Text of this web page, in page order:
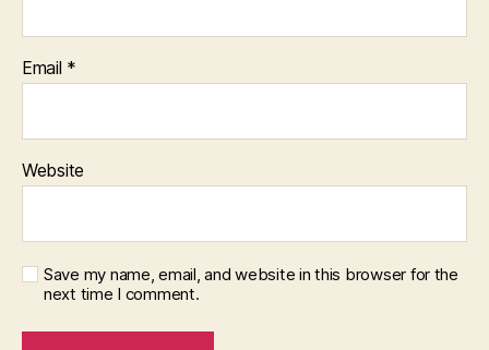
Email *
Website
Save my name, email, and website in this browser for the
next time I comment.